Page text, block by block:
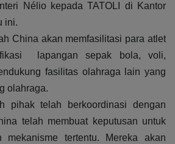
Nélio kepada TATOLI di Kantor
ini.
China akan memfasilitasi para atlet
lapangan sepak bola, voli,
fasilitas olahraga lain yang
olahraga.
pihak telah berkoordinasi dengan
telah membuat keputusan untuk
mekanisme tertentu. Mereka akan